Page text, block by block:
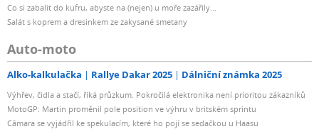
Co si zabalit do kufru, abyste na (nejen) u moře zazářily...
Salát s koprem a dresinkem ze zakysané smetany
Auto-moto
Alko-kalkulačka Rallye Dakar 2025 Dálniční známka 2025
Výhřev, čidla a stačí, říká průzkum. Pokročilá elektronika není prioritou zákazníků
MotoGP: Martin proměnil pole position ve výhru v britském sprintu
Câmara se vyjádřil ke spekulacím, které ho pojí se sedačkou u Haasu